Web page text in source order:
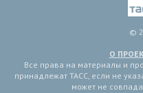
©
О
Все права на материалы и
принадлежат ТАСС, если не
может не